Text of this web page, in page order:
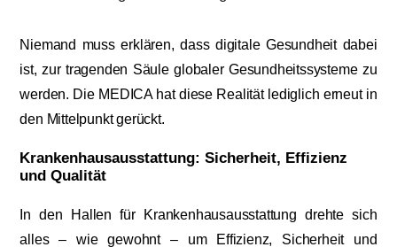
Niemand muss erklären, dass digitale Gesundheit dabei
ist, zur tragenden Säule globaler Gesundheitssysteme zu
werden. Die MEDICA hat diese Realität lediglich erneut in
den Mittelpunkt gerückt.
Krankenhausausstattung: Sicherheit, Effizienz
und Qualität
In den Hallen für Krankenhausausstattung drehte sich
alles – wie gewohnt – um Effizienz, Sicherheit und